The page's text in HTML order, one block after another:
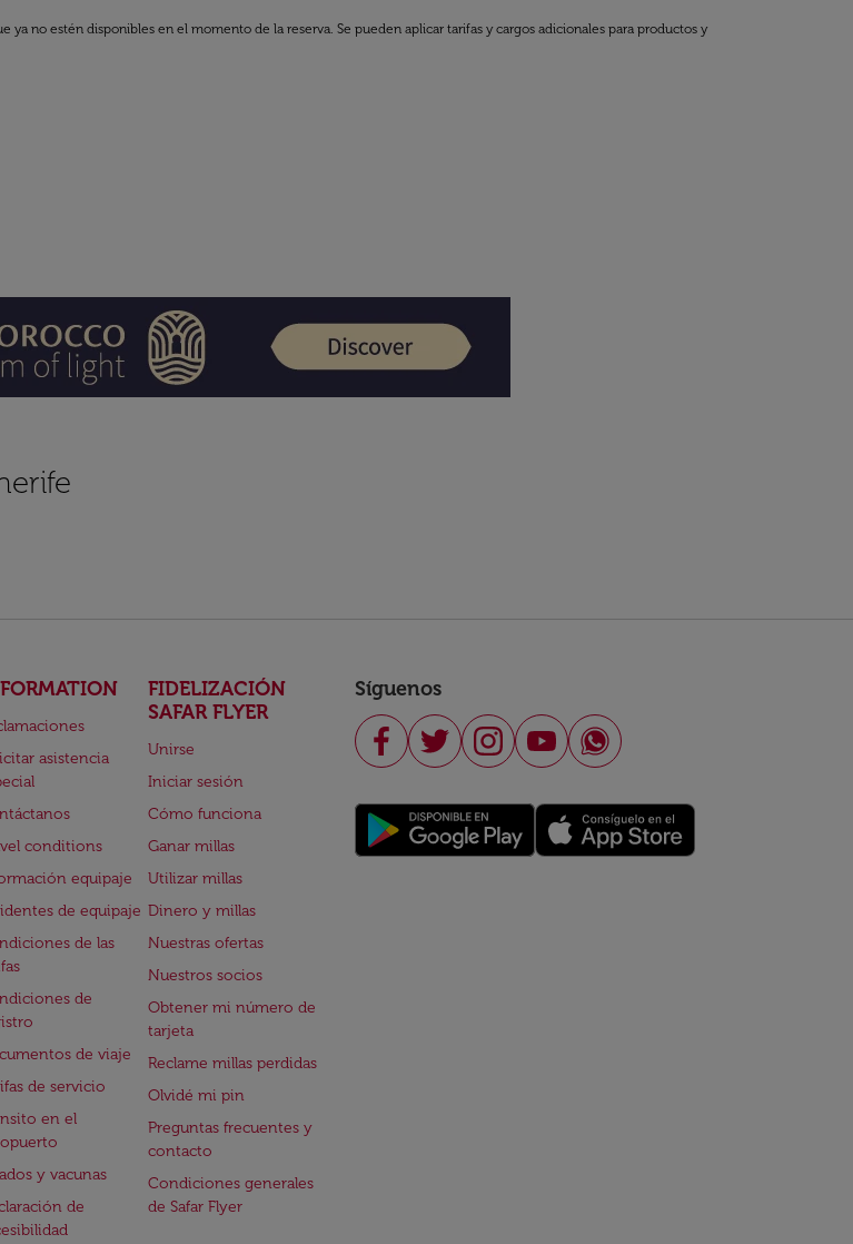
no estén disponibles en el momento de la reserva. Se pueden aplicar tarifas y cargos adicionales para productos y
asistencia
conditions
equipaje
de equipaje
de las
de
de viaje
de servicio
en el
y vacunas
de
FIDELIZACIÓN
SAFAR FLYER
Unirse
Iniciar sesión
Cómo funciona
Ganar millas
Utilizar millas
Dinero y millas
Nuestras ofertas
Nuestros socios
Obtener mi número de
tarjeta
Reclame millas perdidas
Olvidé mi pin
Preguntas frecuentes y
contacto
Condiciones generales
de Safar Flyer
Síguenos